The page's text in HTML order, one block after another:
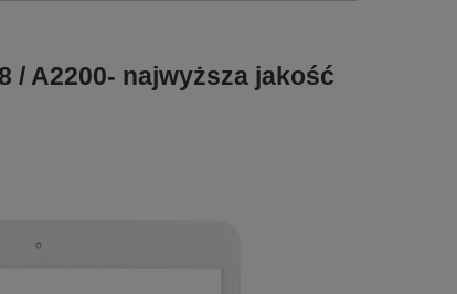
/ A2200- najwyższa jakość